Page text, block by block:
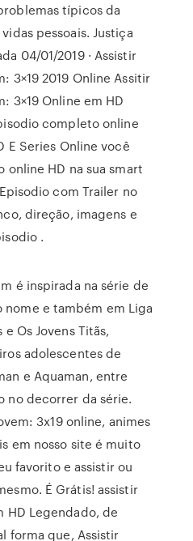
típicos da
pessoais. Justiça
04/01/2019 · Assistir
3×19 2019 Online Assitir
3×19 Online em HD
completo online
E Series Online você
online HD na sua smart
com Trailer no
direção, imagens e
.
é inspirada na série de
e também em Liga
Os Jovens Titãs,
adolescentes de
e Aquaman, entre
no decorrer da série.
3x19 online, animes
em nosso site é muito
favorito e assistir ou
É Grátis! assistir
HD Legendado, de
forma que, Assistir